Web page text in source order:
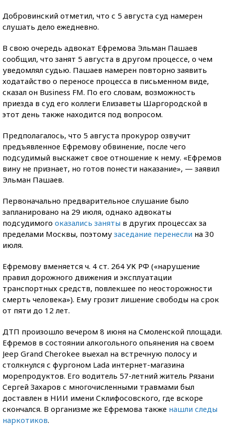
Добровинский отметил, что с 5 августа суд намерен
слушать дело ежедневно.
В свою очередь адвокат Ефремова Эльман Пашаев
сообщил, что занят 5 августа в другом процессе, о чем
уведомлял судью. Пашаев намерен повторно заявить
ходатайство о переносе процесса в письменном виде,
сказал он Business FM. По его словам, возможность
приезда в суд его коллеги Елизаветы Шаргородской в
этот день также находится под вопросом.
Предполагалось, что 5 августа прокурор озвучит
предъявленное Ефремову обвинение, после чего
подсудимый выскажет свое отношение к нему. «Ефремов
вину не признает, но готов понести наказание», — заявил
Эльман Пашаев.
Первоначально предварительное слушание было
запланировано на 29 июля, однако адвокаты
подсудимого оказались заняты в других процессах за
пределами Москвы, поэтому заседание перенесли на 30
июля.
Ефремову вменяется ч. 4 ст. 264 УК РФ («нарушение
правил дорожного движения и эксплуатации
транспортных средств, повлекшее по неосторожности
смерть человека»). Ему грозит лишение свободы на срок
от пяти до 12 лет.
ДТП произошло вечером 8 июня на Смоленской площади.
Ефремов в состоянии алкогольного опьянения на своем
Jeep Grand Cherokee выехал на встречную полосу и
столкнулся с фургоном Lada интернет-магазина
морепродуктов. Его водитель 57-летний житель Рязани
Сергей Захаров с многочисленными травмами был
доставлен в НИИ имени Склифосовского, где вскоре
скончался. В организме же Ефремова также нашли следы
наркотиков.